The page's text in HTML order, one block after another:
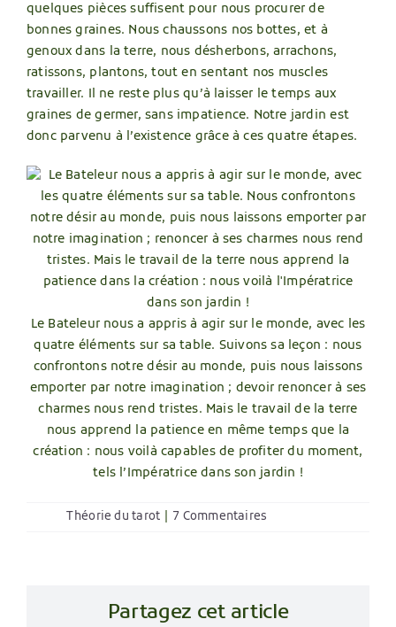
quelques pièces suffisent pour nous procurer de
bonnes graines. Nous chaussons nos bottes, et à
genoux dans la terre, nous désherbons, arrachons,
ratissons, plantons, tout en sentant nos muscles
travailler. Il ne reste plus qu’à laisser le temps aux
graines de germer, sans impatience. Notre jardin est
donc parvenu à l’existence grâce à ces quatre étapes.
Le Bateleur nous a appris à agir sur le monde, avec les
quatre éléments sur sa table. Suivons sa leçon : nous
confrontons notre désir au monde, puis nous laissons
emporter par notre imagination ; devoir renoncer à ses
charmes nous rend tristes. Mais le travail de la terre
nous apprend la patience en même temps que la
création : nous voilà capables de profiter du moment,
tels l’Impératrice dans son jardin !
Théorie du tarot 7 Commentaires
Partagez cet article